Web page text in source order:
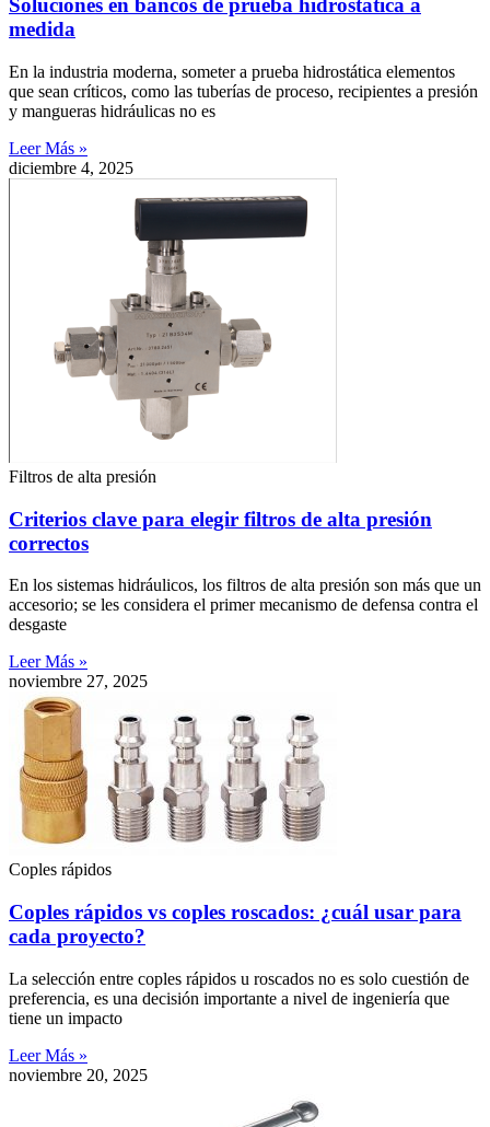
Soluciones en bancos de prueba hidrostática a
medida
En la industria moderna, someter a prueba hidrostática elementos
que sean críticos, como las tuberías de proceso, recipientes a presión
y mangueras hidráulicas no es
Leer Más »
diciembre 4, 2025
Filtros de alta presión
Criterios clave para elegir filtros de alta presión
correctos
En los sistemas hidráulicos, los filtros de alta presión son más que un
accesorio; se les considera el primer mecanismo de defensa contra el
desgaste
Leer Más »
noviembre 27, 2025
Coples rápidos
Coples rápidos vs coples roscados: ¿cuál usar para
cada proyecto?
La selección entre coples rápidos u roscados no es solo cuestión de
preferencia, es una decisión importante a nivel de ingeniería que
tiene un impacto
Leer Más »
noviembre 20, 2025